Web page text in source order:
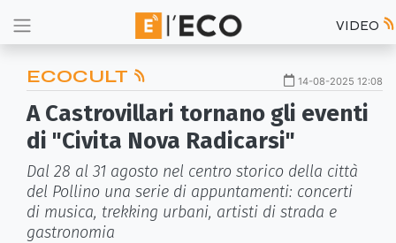
VIDEO
ECOCULT 14-08-2025 12:08
A Castrovillari tornano gli eventi
di "Civita Nova Radicarsi"
Dal 28 al 31 agosto nel centro storico della città
del Pollino una serie di appuntamenti: concerti
di musica, trekking urbani, artisti di strada e
gastronomia